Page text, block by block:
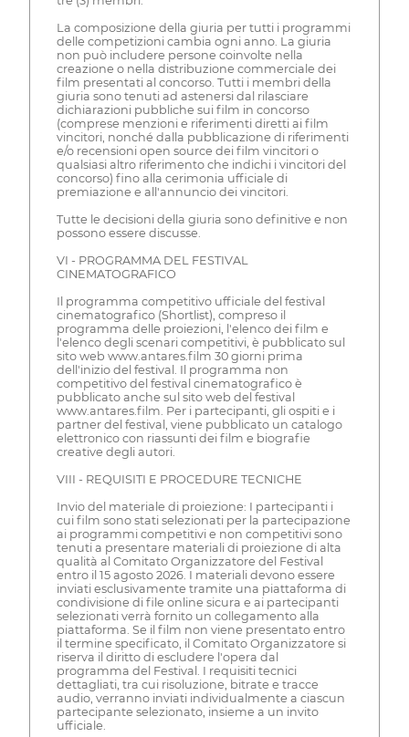
La composizione della giuria per tutti i programmi
delle competizioni cambia ogni anno. La giuria
non può includere persone coinvolte nella
creazione o nella distribuzione commerciale dei
film presentati al concorso. Tutti i membri della
giuria sono tenuti ad astenersi dal rilasciare
dichiarazioni pubbliche sui film in concorso
(comprese menzioni e riferimenti diretti ai film
vincitori, nonché dalla pubblicazione di riferimenti
e/o recensioni open source dei film vincitori o
qualsiasi altro riferimento che indichi i vincitori del
concorso) fino alla cerimonia ufficiale di
premiazione e all'annuncio dei vincitori.
Tutte le decisioni della giuria sono definitive e non
possono essere discusse.
VI - PROGRAMMA DEL FESTIVAL
CINEMATOGRAFICO
Il programma competitivo ufficiale del festival
cinematografico (Shortlist), compreso il
programma delle proiezioni, l'elenco dei film e
l'elenco degli scenari competitivi, è pubblicato sul
sito web www.antares.film 30 giorni prima
dell'inizio del festival. Il programma non
competitivo del festival cinematografico è
pubblicato anche sul sito web del festival
www.antares.film. Per i partecipanti, gli ospiti e i
partner del festival, viene pubblicato un catalogo
elettronico con riassunti dei film e biografie
creative degli autori.
VIII - REQUISITI E PROCEDURE TECNICHE
Invio del materiale di proiezione: I partecipanti i
cui film sono stati selezionati per la partecipazione
ai programmi competitivi e non competitivi sono
tenuti a presentare materiali di proiezione di alta
qualità al Comitato Organizzatore del Festival
entro il 15 agosto 2026. I materiali devono essere
inviati esclusivamente tramite una piattaforma di
condivisione di file online sicura e ai partecipanti
selezionati verrà fornito un collegamento alla
piattaforma. Se il film non viene presentato entro
il termine specificato, il Comitato Organizzatore si
riserva il diritto di escludere l'opera dal
programma del Festival. I requisiti tecnici
dettagliati, tra cui risoluzione, bitrate e tracce
audio, verranno inviati individualmente a ciascun
partecipante selezionato, insieme a un invito
ufficiale.